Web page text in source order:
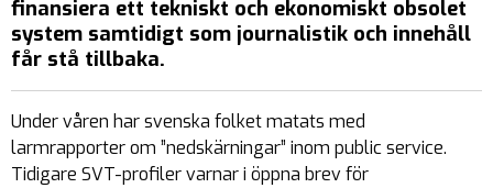
finansiera ett tekniskt och ekonomiskt obsolet
system samtidigt som journalistik och innehåll
får stå tillbaka.
Under våren har svenska folket matats med
larmrapporter om ”nedskärningar” inom public service.
Tidigare SVT-profiler varnar i öppna brev för